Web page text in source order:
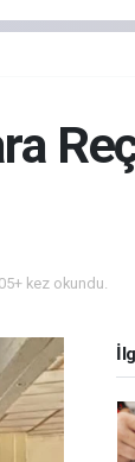
kez okundu.